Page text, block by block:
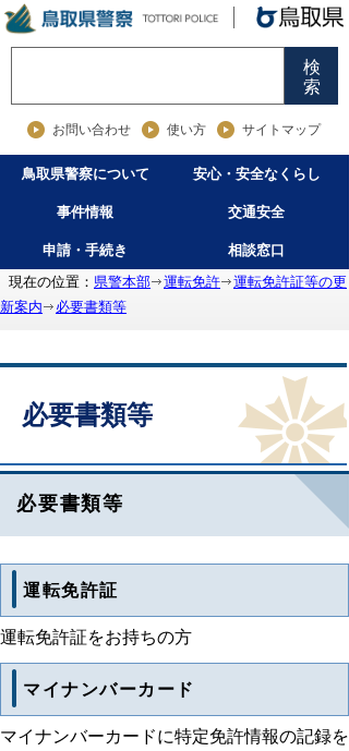
検
索
お問い合わせ 使い方 サイトマップ
鳥取県警察について 安心・安全なくらし
事件情報 交通安全
申請・手続き
相談窓口
現在の位置： 県警本部 運転免許
運転免許証等の更
新案内
必要書類等
必要書類等
必要書類等
運転免許証
運転免許証をお持ちの方
マイナンバーカード
マイナンバーカードに特定免許情報の記録を